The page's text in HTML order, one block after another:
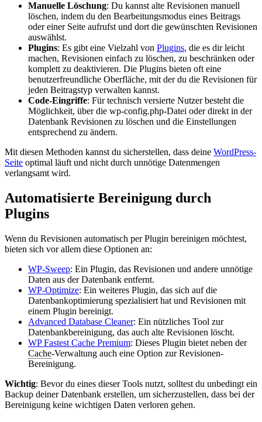
Manuelle Löschung: Du kannst alte Revisionen manuell
löschen, indem du den Bearbeitungsmodus eines Beitrags
oder einer Seite aufrufst und dort die gewünschten Revisionen
auswählst.
Plugins: Es gibt eine Vielzahl von Plugins, die es dir leicht
machen, Revisionen einfach zu löschen, zu beschränken oder
komplett zu deaktivieren. Die Plugins bieten oft eine
benutzerfreundliche Oberfläche, mit der du die Revisionen für
jeden Beitragstyp verwalten kannst.
Code-Eingriffe: Für technisch versierte Nutzer besteht die
Möglichkeit, über die wp-config.php-Datei oder direkt in der
Datenbank Revisionen zu löschen und die Einstellungen
entsprechend zu ändern.
Mit diesen Methoden kannst du sicherstellen, dass deine WordPress-
Seite optimal läuft und nicht durch unnötige Datenmengen
verlangsamt wird.
Automatisierte Bereinigung durch
Plugins
Wenn du Revisionen automatisch per Plugin bereinigen möchtest,
bieten sich vor allem diese Optionen an:
WP-Sweep: Ein Plugin, das Revisionen und andere unnötige
Daten aus der Datenbank entfernt.
WP-Optimize: Ein weiteres Plugin, das sich auf die
Datenbankoptimierung spezialisiert hat und Revisionen mit
einem Plugin bereinigt.
Advanced Database Cleaner: Ein nützliches Tool zur
Datenbankbereinigung, das auch alte Revisionen löscht.
WP Fastest Cache Premium: Dieses Plugin bietet neben der
Cache-Verwaltung auch eine Option zur Revisionen-
Bereinigung.
Wichtig: Bevor du eines dieser Tools nutzt, solltest du unbedingt ein
Backup deiner Datenbank erstellen, um sicherzustellen, dass bei der
Bereinigung keine wichtigen Daten verloren gehen.